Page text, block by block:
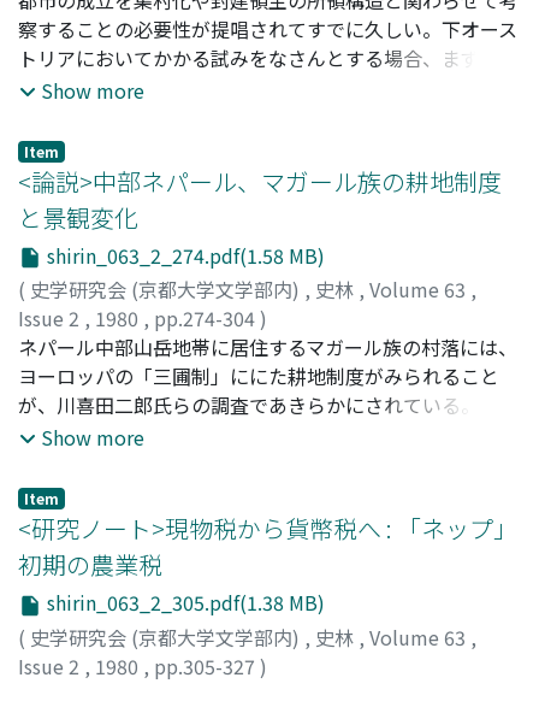
生み出した原動力であり、ここに見られる南人土豪の活躍
は寒門寒人の政界進出の先蹤となるものであろう。
察することの必要性が提唱されてすでに久しい。下オース
トリアにおいてかかる試みをなさんとする場合、まずマル
クトに視点を定めるのが生産的である。中世末に二〇〇余
な支配下にあって、そのヘルシャフトの基盤をもなした市
場集落である。それだけに、その成立と発展は都市以上
に、農村社会の発展とこれに対応した領主の所領経営の変
質に強く規定されたものであった。本稿では、さしあたっ
てゲマインデとしての側面を捨象し、ひとつの市場集落と
してのマルクトが下オーストリア農村社会の中から如何に
して成立し、また領主の支配構造に如何なる影響を与えた
のか、という論点を中心にして考察を進める。そして当地
方におけるブルクの意義を踏まえ、ブルクを中心とした集
落形成史のうちに、マルクトの成立をも位置づけんとす
る。
Show more
Item
<論説>中部ネパール、マガール族の耕地制度
と景観変化
shirin_063_2_274.pdf(1.58 MB)
( 史学研究会 (京都大学文学部内) , 史林 , Volume 63 ,
Issue 2 , 1980 , pp.274-304)
小林, 茂;Kobayashi, Shigeru;コバヤシ, シゲル
ネパール中部山岳地帯に居住するマガール族の村落には、
ヨーロッパの「三圃制」ににた耕地制度がみられること
が、川喜田二郎氏らの調査であきらかにされている。同じ
くカリガンダキ支谷のシ－カ谷で調査をおこなう機会をあ
検討し、以下の結果をえた。柵垣でかこまれた耕地は、フ
ァント (耕区または耕圃) とコル (個人耕地) にわかれる
が、この制度ではコルとなっている耕地のファントへの編
入、あるいはその逆が耕地の所有者の意向によって自由に
おこなうことができる。また各ファントでの輪作はその立
地する高度帯の気候条件との関係できめられ一律なもので
はない。この制度のもつ以上のような柔軟性は、過去数十
Show more
Item
<研究ノート>現物税から貨幣税へ : 「ネップ」
初期の農業税
shirin_063_2_305.pdf(1.38 MB)
( 史学研究会 (京都大学文学部内) , 史林 , Volume 63 ,
Issue 2 , 1980 , pp.305-327 )